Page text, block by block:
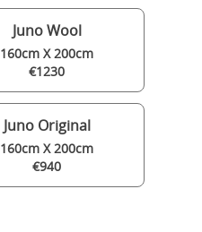
Juno Wool
160cm X 200cm
€1230
Juno Original
160cm X 200cm
€940